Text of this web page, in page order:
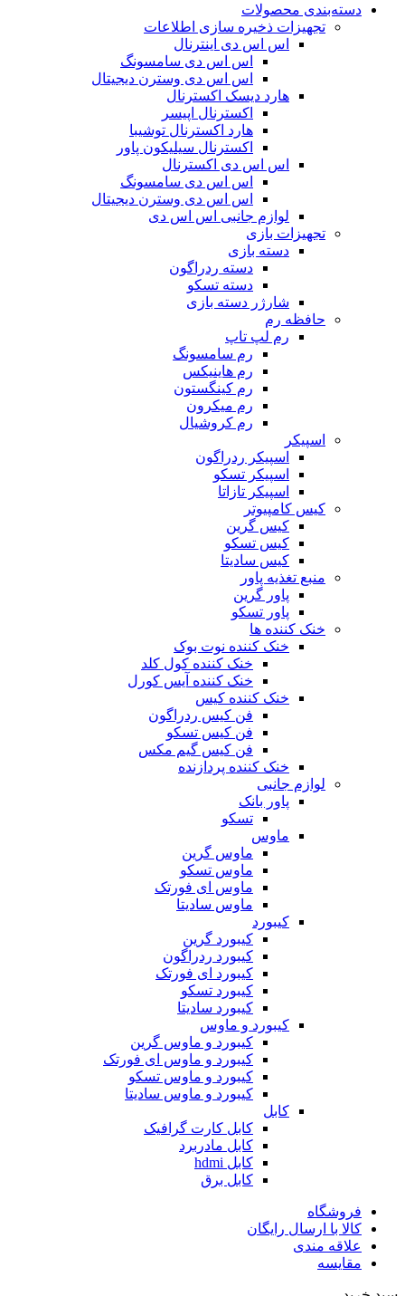
دسته‌بندی محصولات
تجهیزات ذخیره سازی اطلاعات
اس اس دی اینترنال
اس اس دی سامسونگ
اس اس دی وسترن دیجیتال
هارد دیسک اکسترنال
اکسترنال اپیسر
هارد اکسترنال توشیبا
اکسترنال سیلیکون پاور
اس اس دی اکسترنال
اس اس دی سامسونگ
اس اس دی وسترن دیجیتال
لوازم جانبی اس اس دی
تجهیزات بازی
دسته بازی
دسته ردراگون
دسته تسکو
شارژر دسته بازی
حافظه رم
رم لپ تاپ
رم سامسونگ
رم هاینیکس
رم کینگستون
رم میکرون
رم کروشیال
اسپیکر
اسپیکر ردراگون
اسپیکر تسکو
اسپیکر تازاتا
کیس کامپیوتر
کیس گرین
کیس تسکو
کیس سادیتا
منبع تغذیه‌ پاور
پاور گرین
پاور تسکو
خنک کننده ها
خنک کننده نوت بوک
خنک کننده کول کلد
خنک کننده آیس کورل
خنک کننده کیس
فن کیس ردراگون
فن کیس تسکو
فن کیس گیم مکس
خنک کننده پردازنده
لوازم جانبی
پاور بانک
تسکو
ماوس
ماوس گرین
ماوس تسکو
ماوس ای فورتک
ماوس سادیتا
کیبورد
کیبورد گرین
کیبورد ردراگون
کیبورد ای فورتک
کیبورد تسکو
کیبورد سادیتا
کیبورد و ماوس
کیبورد و ماوس گرین
کیبورد و ماوس ای فورتک
کیبورد و ماوس تسکو
کیبورد و ماوس سادیتا
کابل
کابل کارت گرافیک
کابل مادربرد
کابل hdmi
کابل برق
فروشگاه
کالا با ارسال رایگان
علاقه مندی
مقایسه